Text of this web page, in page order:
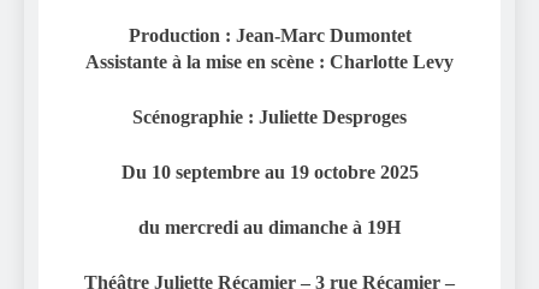
Production : Jean-Marc Dumontet
Assistante à la mise en scène : Charlotte Levy
Scénographie : Juliette Desproges
Du 10 septembre au 19 octobre 2025
du mercredi au dimanche à 19H
Théâtre Juliette Récamier – 3 rue Récamier –